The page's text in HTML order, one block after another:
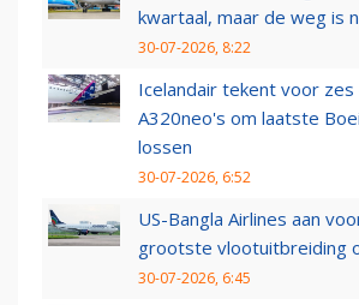
kwartaal, maar de weg is
30-07-2026, 8:22
Icelandair tekent voor
A320neo's om laatste
lossen
30-07-2026, 6:52
US-Bangla Airlines aan
grootste vlootuitbreiding
30-07-2026, 6:45